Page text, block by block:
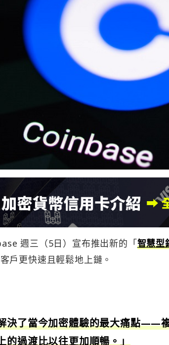
週三（5日）宣布推出新的「智慧型
戶更快速且輕鬆地上鏈。
決了當今加密體驗的最大痛點——
過渡比以往更加順暢。」